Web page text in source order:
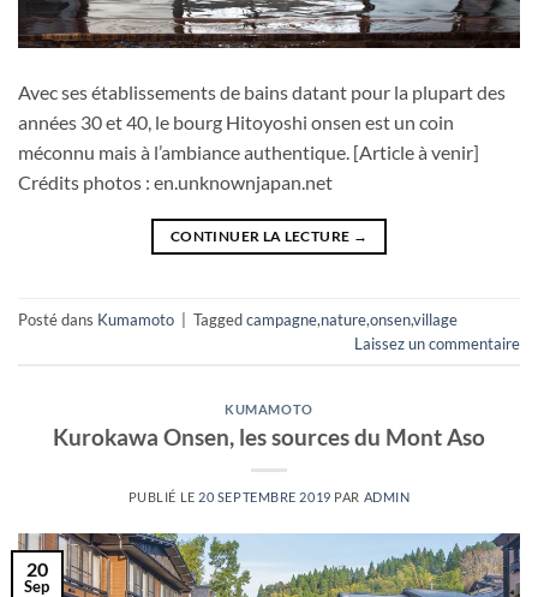
Avec ses établissements de bains datant pour la plupart des
années 30 et 40, le bourg Hitoyoshi onsen est un coin
méconnu mais à l’ambiance authentique. [Article à venir]
Crédits photos : en.unknownjapan.net
CONTINUER LA LECTURE →
Posté dans Kumamoto Taggedcampagne,nature,onsen,village
Laissez un commentaire
KUMAMOTO
Kurokawa Onsen, les sources du Mont Aso
PUBLIÉ LE 20 SEPTEMBRE 2019 PAR ADMIN
20
Sep